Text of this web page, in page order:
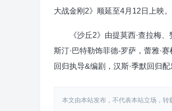
大战金刚2》顺延至4月12日上映。
《沙丘2》由提莫西·查拉梅、
斯汀·巴特勒饰菲德-罗萨，蕾雅·
回归执导&编剧，汉斯·季默回归配
本文由本站发布，不代表本站立场，